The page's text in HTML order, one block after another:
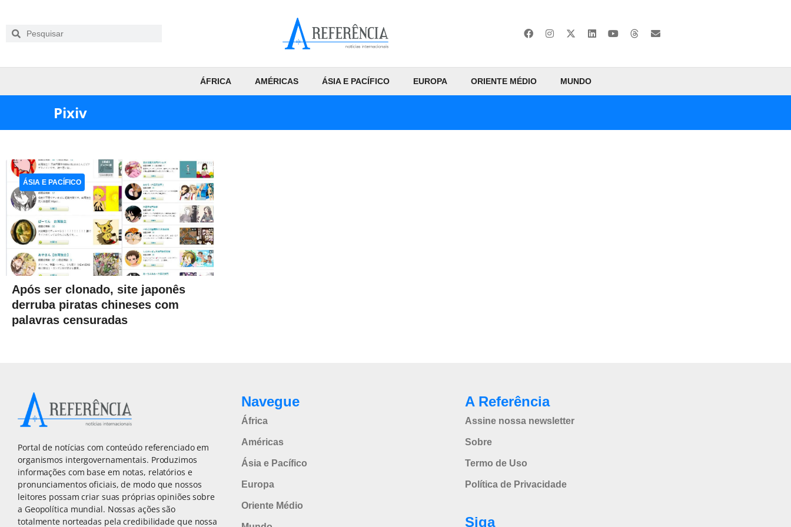
ÁFRICA AMÉRICAS ÁSIA E PACÍFICO EUROPA ORIENTE MÉDIO MUNDO
Pixiv
Após ser clonado, site japonês
derruba piratas chineses com
palavras censuradas
ÁSIA E PACÍFICO
Portal de notícias com conteúdo referenciado em
organismos intergovernamentais. Produzimos
informações com base em notas, relatórios e
pronunciamentos oficiais, de modo que nossos
leitores possam criar suas próprias opiniões sobre
a Geopolítica mundial. Nossas ações são
totalmente norteadas pela credibilidade que nossa
Navegue
África
Américas
Ásia e Pacífico
Europa
Oriente Médio
A Referência
Assine nossa newsletter
Sobre
Termo de Uso
Política de Privacidade
Siga